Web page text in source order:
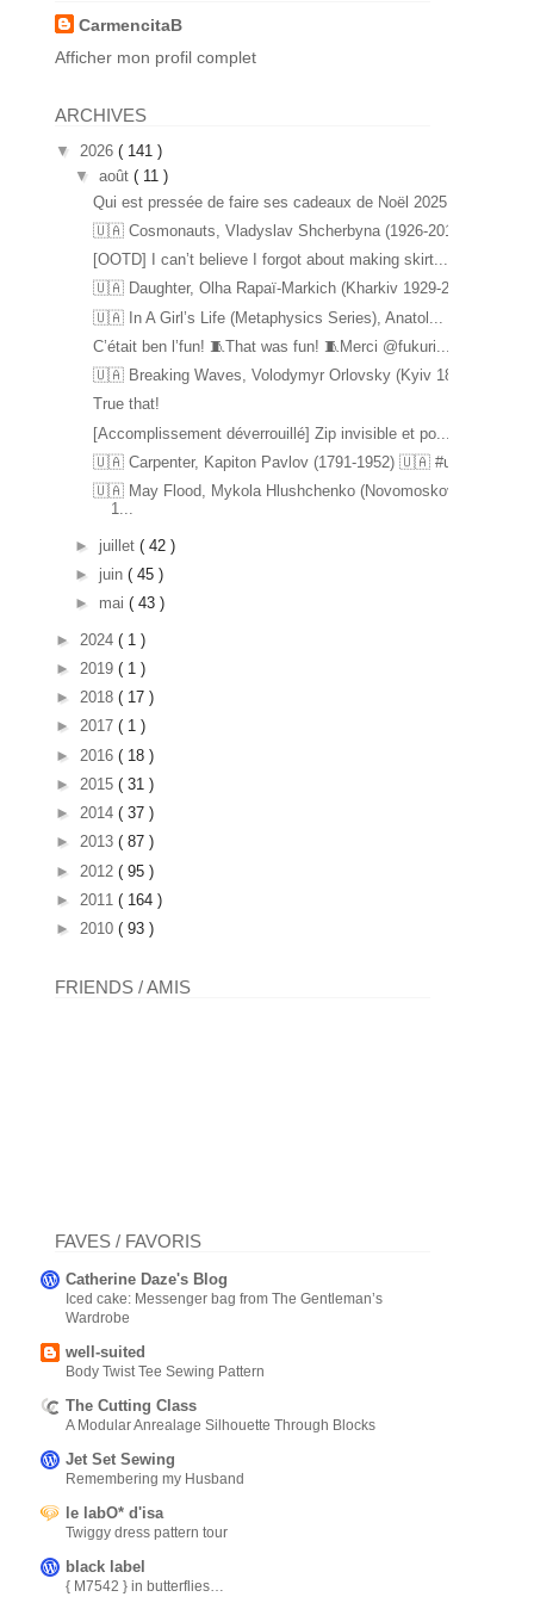
CarmencitaB
Afficher mon profil complet
ARCHIVES
▼ 2026 ( 141 )
▼ août ( 11 )
Qui est pressée de faire ses cadeaux de Noël 2025 ...
🇺🇦 Cosmonauts, Vladyslav Shcherbyna (1926-2017) ...
[OOTD] I can’t believe I forgot about making skirt...
🇺🇦 Daughter, Olha Rapaï-Markich (Kharkiv 1929-20...
🇺🇦 In A Girl’s Life (Metaphysics Series), Anatol...
C’était ben l’fun! 🧵That was fun! 🧵Merci @fukuri...
🇺🇦 Breaking Waves, Volodymyr Orlovsky (Kyiv 1842...
True that!
[Accomplissement déverrouillé] Zip invisible et po...
🇺🇦 Carpenter, Kapiton Pavlov (1791-1952) 🇺🇦 #u...
🇺🇦 May Flood, Mykola Hlushchenko (Novomoskovsk
1...
► juillet ( 42 )
► juin ( 45 )
► mai ( 43 )
► 2024 ( 1 )
► 2019 ( 1 )
► 2018 ( 17 )
► 2017 ( 1 )
► 2016 ( 18 )
► 2015 ( 31 )
► 2014 ( 37 )
► 2013 ( 87 )
► 2012 ( 95 )
► 2011 ( 164 )
► 2010 ( 93 )
FRIENDS / AMIS
FAVES / FAVORIS
Catherine Daze's Blog
Iced cake: Messenger bag from The Gentleman’s
Wardrobe
well-suited
Body Twist Tee Sewing Pattern
The Cutting Class
A Modular Anrealage Silhouette Through Blocks
Jet Set Sewing
Remembering my Husband
le labO* d'isa
Twiggy dress pattern tour
black label
{ M7542 } in butterflies…